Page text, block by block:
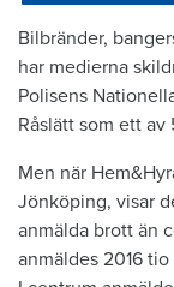
Bilbränder,
har medierna
Polisens
Råslätt som ett
Men när
Jönköping, visar
anmälda brott än
anmäldes 2016